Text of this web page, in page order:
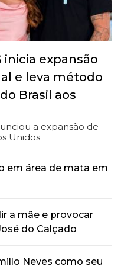
inicia expansão
e leva método
Brasil aos
a expansão de
Unidos
em área de mata em
a mãe e provocar
do Calçado
Neves como seu